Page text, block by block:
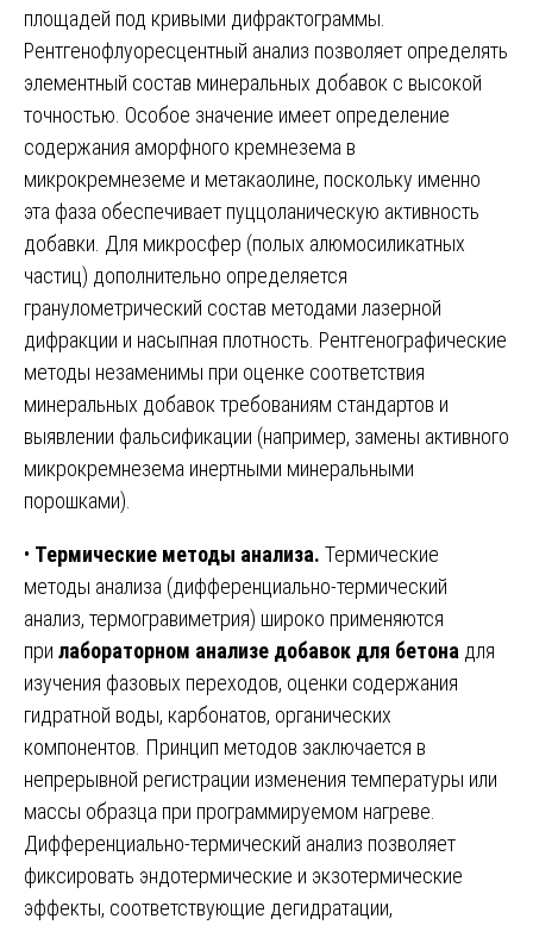
площадей под кривыми дифрактограммы.
Рентгенофлуоресцентный анализ позволяет определять
элементный состав минеральных добавок с высокой
точностью. Особое значение имеет определение
содержания аморфного кремнезема в
микрокремнеземе и метакаолине, поскольку именно
эта фаза обеспечивает пуццоланическую активность
добавки. Для микросфер (полых алюмосиликатных
частиц) дополнительно определяется
гранулометрический состав методами лазерной
дифракции и насыпная плотность. Рентгенографические
методы незаменимы при оценке соответствия
минеральных добавок требованиям стандартов и
выявлении фальсификации (например, замены активного
микрокремнезема инертными минеральными
порошками).
• Термические методы анализа. Термические
методы анализа (дифференциально-термический
анализ, термогравиметрия) широко применяются
при лабораторном анализе добавок для бетона для
изучения фазовых переходов, оценки содержания
гидратной воды, карбонатов, органических
компонентов. Принцип методов заключается в
непрерывной регистрации изменения температуры или
массы образца при программируемом нагреве.
Дифференциально-термический анализ позволяет
фиксировать эндотермические и экзотермические
эффекты, соответствующие дегидратации,